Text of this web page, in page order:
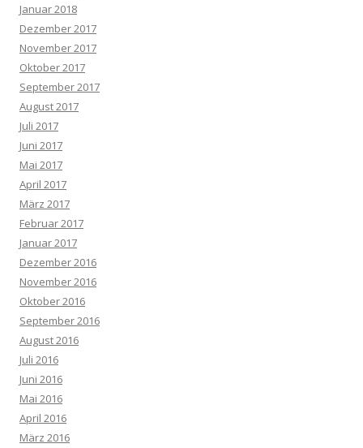
Januar 2018
Dezember 2017
November 2017
Oktober 2017
September 2017
August 2017
Juli 2017
Juni 2017
Mai 2017
April 2017
März 2017
Februar 2017
Januar 2017
Dezember 2016
November 2016
Oktober 2016
September 2016
August 2016
Juli 2016
Juni 2016
Mai 2016
April 2016
März 2016